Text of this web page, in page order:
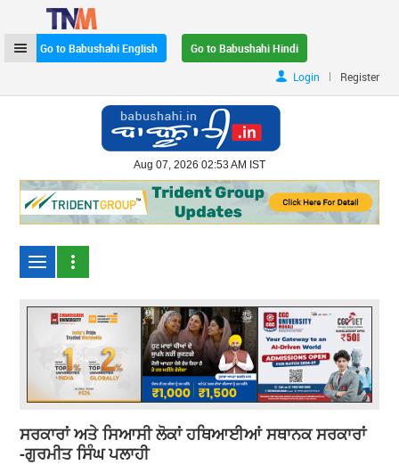
Go to Babushahi English
Go to Babushahi Hindi
Login
| Register
Aug 07, 2026 02:53 AM IST
ਸਰਕਾਰਾਂ ਅਤੇ ਸਿਆਸੀ ਲੋਕਾਂ ਹਥਿਆਈਆਂ ਸਥਾਨਕ ਸਰਕਾਰਾਂ
-ਗੁਰਮੀਤ ਸਿੰਘ ਪਲਾਹੀ